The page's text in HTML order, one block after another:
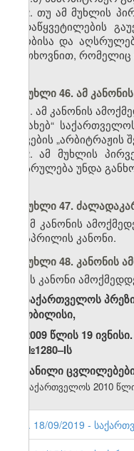
2. თუ ამ მუხლის
გადაწყვეტილების
ცნობისა და
მოთხოვნით,
მუხლი 46. ამ
1. ამ კანონის
შესახებ“
დავების
2. ამ მუხლის
აღსრულება უნდა
მუხლი 47.
ამ კანონის
17 აპრილის კანონი.
მუხლი 48. კანონის
ეს კანონი
საქართველოს
თბილისი,
2009 წლის 19 ივნისი.
№1280–Iს
შეტანილი
1. საქართველოს 2010
8. 18/09/2019 -